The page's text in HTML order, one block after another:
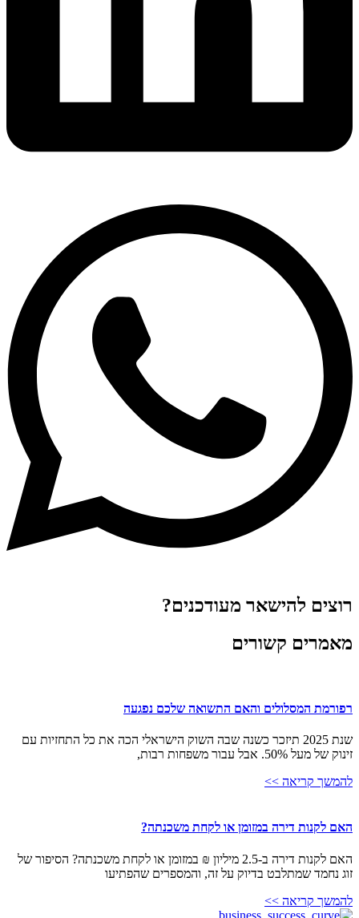
רוצים להישאר מעודכנים?
מאמרים קשורים
רפורמת המסלולים והאם התשואה שלכם נפגעה
שנת 2025 תיזכר כשנה שבה השוק הישראלי הכה את כל התחזיות עם
זינוק של מעל 50%. אבל עבור משפחות רבות,
להמשך קריאה >>
האם לקנות דירה במזומן או לקחת משכנתה?
האם לקנות דירה ב-2.5 מיליון ₪ במזומן או לקחת משכנתה? הסיפור של
זוג נחמד שמתלבט בדיוק על זה, והמספרים שהפתיעו
להמשך קריאה >>